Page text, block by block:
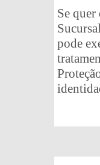
Se
pode